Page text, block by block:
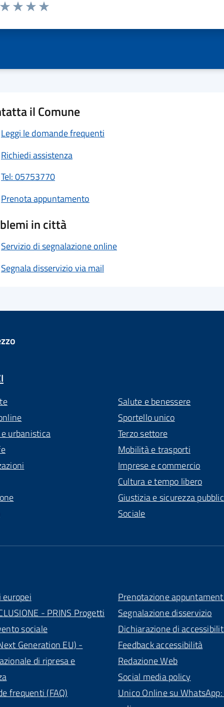
da 1 a 5 stelle la pagina
il Comune
Leggi le domande frequenti
Richiedi assistenza
Tel: 05753770
Prenota appuntamento
in città
Servizio di segnalazione online
Segnala disservizio via mail
urbanistica
Salute e benessere
Sportello unico
Terzo settore
Mobilità e trasporti
Imprese e commercio
Cultura e tempo libero
Giustizia e sicurezza
Sociale
- PRINS Progetti
sociale
Generation EU) -
di ripresa e
frequenti (FAQ)
Prenotazione
Segnalazione disservizio
Dichiarazione di
Feedback accessibilità
Redazione Web
Social media policy
Unico Online su